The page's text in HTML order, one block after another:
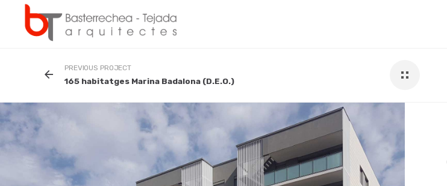
content
PREVIOUS PROJECT
165 habitatges Marina Badalona (D.E.O.)